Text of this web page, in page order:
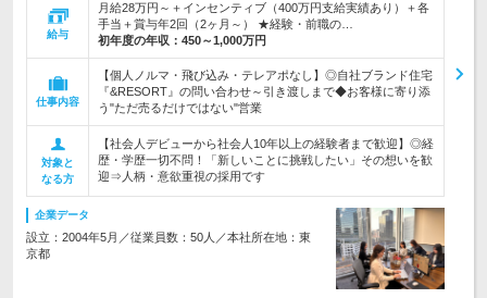
給与
月給28万円～＋インセンティブ（400万円支給実績あり）＋各
手当＋賞与年2回（2ヶ月～） ★経験・前職の…
初年度の年収： 450～1,000万円
仕事内容
【個人ノルマ・飛び込み・テレアポなし】◎自社ブランド住宅
『&RESORT』の問い合わせ～引き渡しまで◆お客様に寄り添
う"ただ売るだけではない"営業
対象と
なる方
【社会人デビューから社会人10年以上の経験者まで歓迎】◎経
歴・学歴一切不問！「新しいことに挑戦したい」その想いを歓
迎⇒人柄・意欲重視の採用です
企業データ
設立：2004年5月／従業員数：50人／本社所在地：東
京都